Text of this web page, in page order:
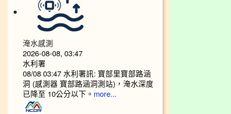
淹水感測
2026-08-08, 03:47
水利署
08/08 03:47 水利署訊: 寶部里寶部路涵
洞 (感測器 寶部路涵洞測站)，淹水深度
已降至 10公分以下。​​ more...